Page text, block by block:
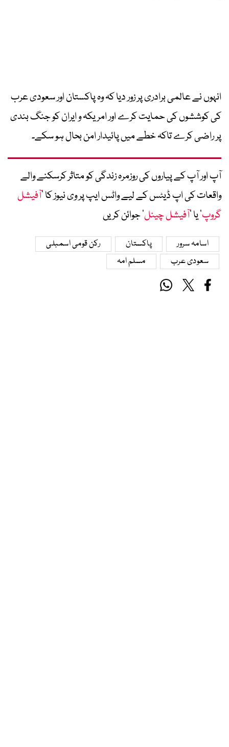
انہوں نے عالمی برادری پر زور دیا کہ وہ پاکستان اور سعودی عرب
کی کوششوں کی حمایت کرے اور امریکہ و ایران کو جنگ بندی
پر راضی کرے تاکہ خطے میں پائیدار امن بحال ہو سکے۔
آپ اور آپ کے پیاروں کی روزمرہ زندگی کو متاثر کرسکنے والے
واقعات کی اپ ڈیٹس کے لیے واٹس ایپ پر وی نیوز کا ’آفیشل
گروپ‘ یا ’آفیشل چینل‘ جوائن کریں
اسامہ سرور پاکستان
رکن قومی اسمبلی
سعودی عرب
مسلم امہ